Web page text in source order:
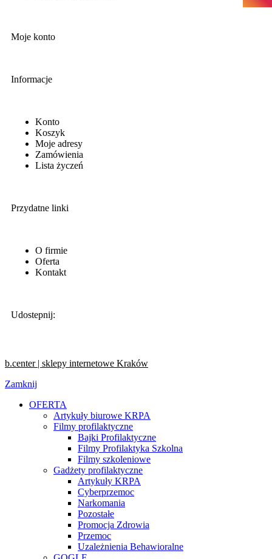
Moje konto
Informacje
Konto
Koszyk
Moje adresy
Zamówienia
Lista życzeń
Przydatne linki
O firmie
Oferta
Kontakt
Udostepnij:
b.center | sklepy internetowe Kraków
Zamknij
OFERTA
Artykuły biurowe KRPA
Filmy profilaktyczne
Bajki Profilaktyczne
Filmy Profilaktyka Szkolna
Filmy szkoleniowe
Gadżety profilaktyczne
Artykuły KRPA
Cyberprzemoc
Narkomania
Pozostałe
Promocja Zdrowia
Przemoc
Uzależnienia Behawioralne